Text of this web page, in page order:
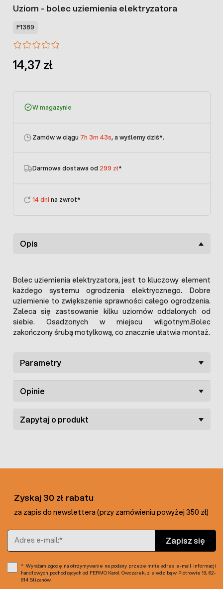
Uziom - bolec uziemienia elektryzatora
F1389
14,37 zł
W magazynie
Zamów w ciągu 7h 3m 42s, a wyślemy dziś*.
Darmowa dostawa od 299 zł*
14 dni na zwrot*
Opis
Bolec uziemienia elektryzatora, jest to kluczowy element
każdego systemu ogrodzenia elektrycznego. Dobre
uziemienie to zwiększenie sprawności całego ogrodzenia.
Zaleca się zastsowanie kilku uziomów oddalonych od
siebie. Osadzonych w miejscu wilgotnym.Bolec
zakończony śrubą motylkową, co znacznie ułatwia montaż.
Parametry
Opinie
Zapytaj o produkt
Zyskaj 30 zł rabatu
za zapis do newslettera (przy zamówieniu powyżej 350 zł)
Adres e-mail
Zapisz się
Wyrażam zgodę na otrzymywanie na podany przeze mnie adres e-mail informacji
handlowych pochodzących od FERMO Karol Owczarek, z siedzibą w Piotrowie 18, 62-
814 Blizanów.